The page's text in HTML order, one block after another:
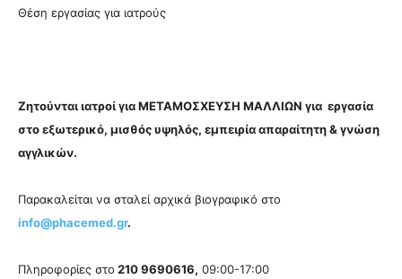
Θέση εργασίας για ιατρούς
Ζητούνται ιατροί για ΜΕΤΑΜΟΣΧΕΥΣΗ ΜΑΛΛΙΩΝ για εργασία
στο εξωτερικό, μισθός υψηλός, εμπειρία απαραίτητη & γνώση
αγγλικών.
Παρακαλείται να σταλεί αρχικά βιογραφικό στο
info@phacemed.gr.
Πληροφορίες στο 210 9690616, 09:00-17:00